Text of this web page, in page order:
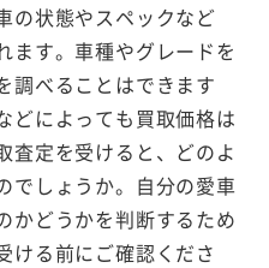
の状態やスペックなど
ます。車種やグレードを
調べることはできます
どによっても買取価格は
査定を受けると、どのよ
でしょうか。自分の愛車
かどうかを判断するため
ける前にご確認くださ